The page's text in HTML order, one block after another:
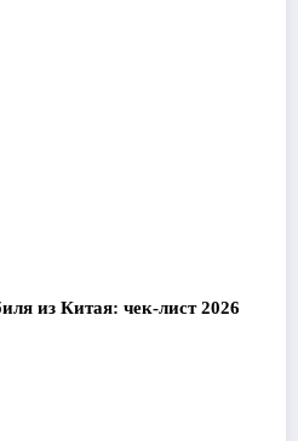
из Китая: чек-лист 2026